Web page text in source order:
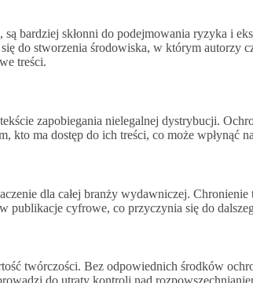
bardziej skłonni do podejmowania ryzyka i
do stworzenia środowiska, w którym autorzy
treści.
zapobiegania nielegalnej dystrybucji.
kto ma dostęp do ich treści, co może wpłynąć
dla całej branży wydawniczej.
publikacje cyfrowe, co przyczynia się do
twórczości. Bez odpowiednich środków